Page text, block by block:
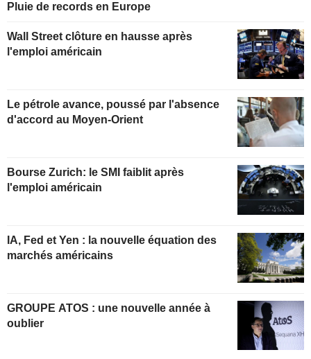
Pluie de records en Europe
Wall Street clôture en hausse après
l'emploi américain
Le pétrole avance, poussé par l'absence
d'accord au Moyen-Orient
Bourse Zurich: le SMI faiblit après
l'emploi américain
IA, Fed et Yen : la nouvelle équation des
marchés américains
GROUPE ATOS : une nouvelle année à
oublier